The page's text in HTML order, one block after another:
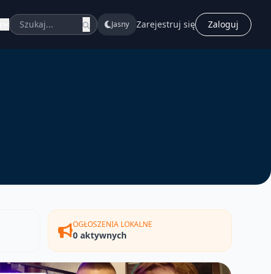
Jasny Zarejestruj się Zaloguj
OGŁOSZENIA LOKALNE
0 aktywnych